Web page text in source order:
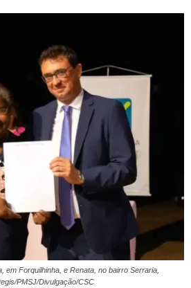
em Forquilhinha, e Renata, no bairro Serraria,
PMSJ/Divulgação/CSC